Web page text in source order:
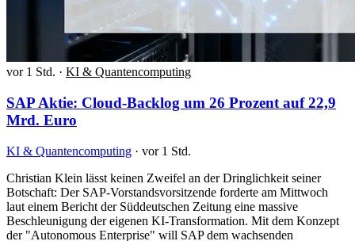
vor 1 Std. · KI & Quantencomputing
SAP Aktie: Cloud-Backlog um 26 Prozent auf 22,9
Mrd. Euro
KI & Quantencomputing · vor 1 Std.
Christian Klein lässt keinen Zweifel an der Dringlichkeit seiner
Botschaft: Der SAP-Vorstandsvorsitzende forderte am Mittwoch
laut einem Bericht der Süddeutschen Zeitung eine massive
Beschleunigung der eigenen KI-Transformation. Mit dem Konzept
der "Autonomous Enterprise" will SAP dem wachsenden